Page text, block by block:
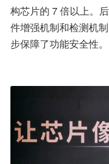
构芯片的 7 倍以上。
件增强机制和检测机
步保障了功能安全性。